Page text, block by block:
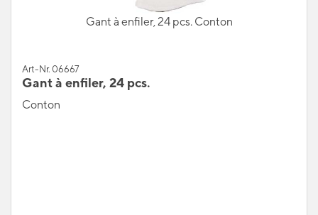
Gant à enfiler, 24 pcs. Conton
Art-Nr. 06667
Gant à enfiler, 24 pcs.
Conton